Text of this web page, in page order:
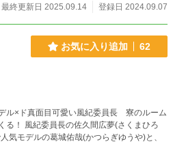
最終更新日 2025.09.14
登録日 2024.09.07
お気に入り追加 62
ル×ド真面目可愛い風紀委員長 寮のルーム
(さくまひろ
気モデルの葛城佑哉(かつらぎゆうや)と、